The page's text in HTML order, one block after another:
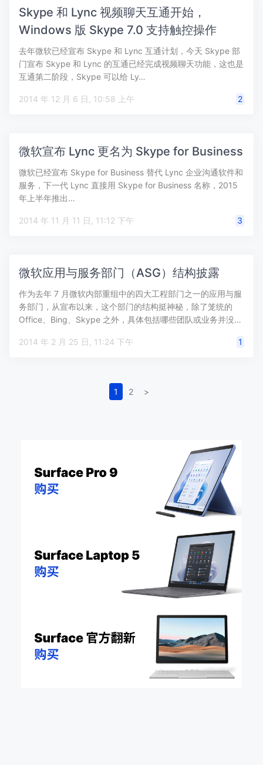
Skype 和 Lync 视频聊天互通开始，
Windows 版 Skype 7.0 支持触控操作
去年微软已经宣布 Skype 和 Lync 互通计划，今天 Skype 部
门宣布 Skype 和 Lync 的互通已经完成视频聊天功能，这也是
互通第二阶段，Skype 可以给 Ly…
2014 年 12 月 6 日, 10:58 上午 2
微软宣布 Lync 更名为 Skype for Business
微软已经宣布 Skype for Business 替代 Lync 企业沟通软件和
服务，下一代 Lync 直接用 Skype for Business 名称，2015
年上半年推出…
2014 年 11 月 11 日, 11:12 下午 3
微软应用与服务部门（ASG）结构披露
作为去年 7 月微软内部重组中的四大工程部门之一的应用与服
务部门，从宣布以来，这个部门的结构挺神秘，除了笼统的
Office、Bing、Skype 之外，具体包括哪些团队或业务并没…
2014 年 2 月 25 日, 11:24 下午 1
1 2 >